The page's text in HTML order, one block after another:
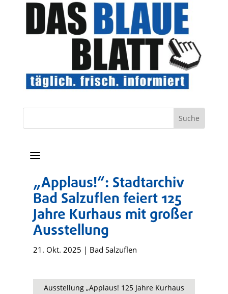
a
„Applaus!“: Stadtarchiv
Bad Salzuflen feiert 125
Jahre Kurhaus mit großer
Ausstellung
21. Okt. 2025 | Bad Salzuflen
Ausstellung „Applaus! 125 Jahre Kurhaus